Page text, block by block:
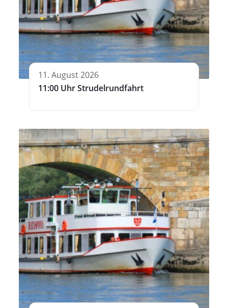
11. August 2026
11:00 Uhr Strudelrundfahrt